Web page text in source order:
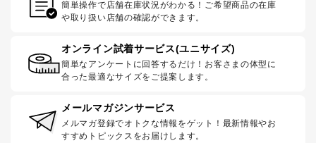
簡単操作で店舗在庫状況がわかる！ご希望商品の在庫
や取り扱い店舗の確認ができます。
オンライン試着サービス(ユニサイズ)
簡単なアンケートに回答するだけ！お客さまの体型に
合った最適なサイズをご提案します。
メールマガジンサービス
メルマガ登録でオトクな情報をゲット！最新情報やお
すすめトピックスをお届けします。